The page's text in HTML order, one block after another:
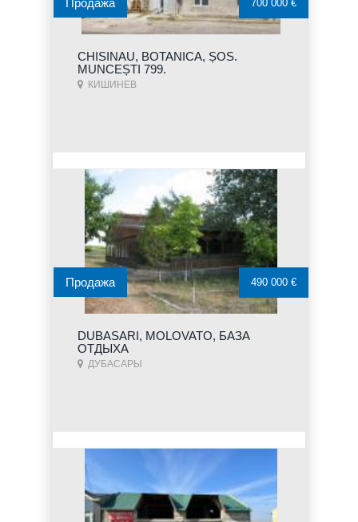
CHISINAU, BOTANICA, ȘOS.
MUNCEȘTI 799.
КИШИНЕВ
Продажа 700 000 €
DUBASARI, MOLOVATO, БАЗА
ОТДЫХА
ДУБАСАРЫ
Продажа 490 000 €